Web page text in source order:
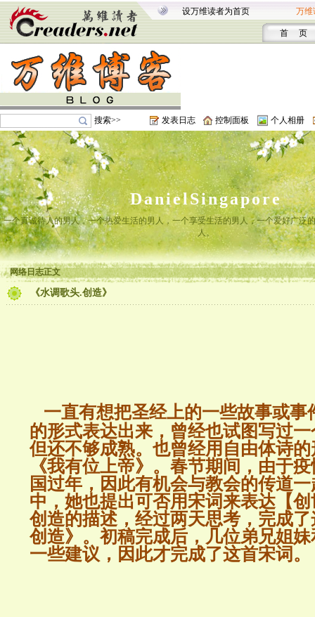
设万维读者为首页 万维
首 页
搜索>> 发表日志 控制面板 个人相册
DanielSingapore
一个真诚待人的男人，一个热爱生活的男人，一个享受生活的男人，一个爱好广泛
人。
网络日志正文
《水调歌头.创造》
一直有想把圣经上的一些故事或事
的形式表达出来，曾经也试图写过
但还不够成熟。也曾经用自由体诗
《我有位上帝》。春节期间，由于
国过年，因此有机会与教会的传道
中，她也提出可否用宋词来表达【
创造的描述，经过两天思考，完成
创造》。初稿完成后，几位弟兄姐
一些建议，因此才完成了这首宋词。